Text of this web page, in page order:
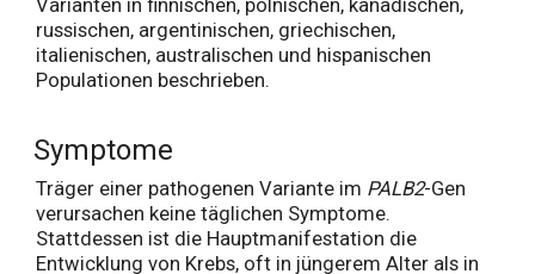
Varianten in finnischen, polnischen, kanadischen,
russischen, argentinischen, griechischen,
italienischen, australischen und hispanischen
Populationen beschrieben.
Symptome
Träger einer pathogenen Variante im PALB2-Gen
verursachen keine täglichen Symptome.
Stattdessen ist die Hauptmanifestation die
Entwicklung von Krebs, oft in jüngerem Alter als in